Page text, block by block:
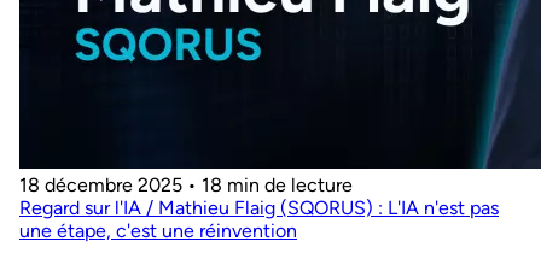
18 décembre 2025 • 18 min de lecture
Regard sur l'IA / Mathieu Flaig (SQORUS) : L'IA n'est pas
une étape, c'est une réinvention